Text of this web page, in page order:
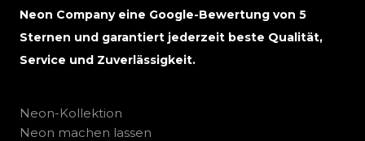
Neon Company eine Google-Bewertung von 5
Sternen und garantiert jederzeit beste Qualität,
Service und Zuverlässigkeit.
Neon-Kollektion
Neon machen lassen